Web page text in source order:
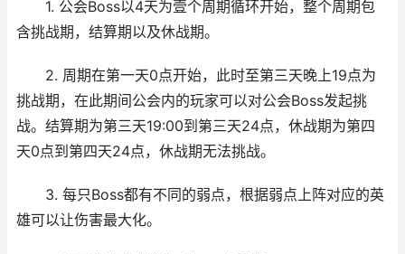
1. 公会Boss以4天为壹个周期循环开始，整个周期包
含挑战期，结算期以及休战期。
2. 周期在第一天0点开始，此时至第三天晚上19点为
挑战期，在此期间公会内的玩家可以对公会Boss发起挑
战。结算期为第三天19:00到第三天24点，休战期为第四
天0点到第四天24点，休战期无法挑战。
3. 每只Boss都有不同的弱点，根据弱点上阵对应的英
雄可以让伤害最大化。